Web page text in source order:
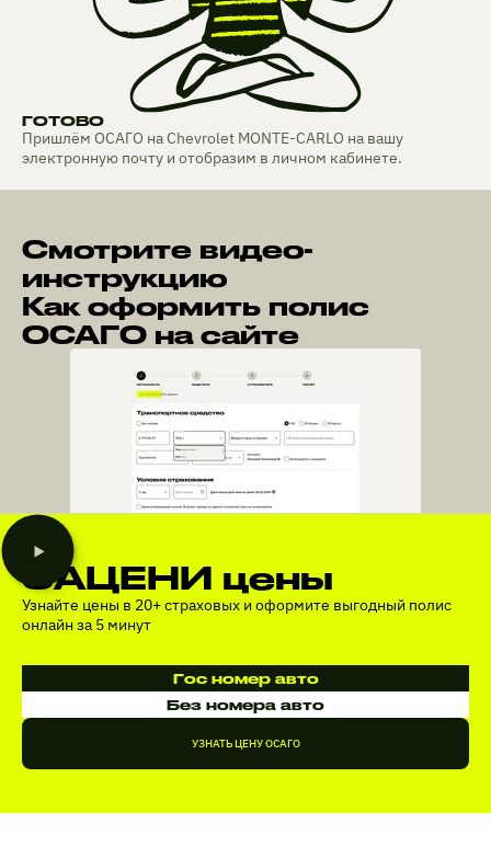
ГОТОВО
Пришлём ОСАГО на Chevrolet MONTE-CARLO на вашу
электронную почту и отобразим в личном кабинете.
Смотрите видео-
инструкцию
Как оформить полис
ОСАГО на сайте
ЗАЦЕНИ цены
Узнайте цены в 20+ страховых и оформите выгодный полис
онлайн за 5 минут
Гос номер авто
Без номера авто
УЗНАТЬ ЦЕНУ ОСАГО